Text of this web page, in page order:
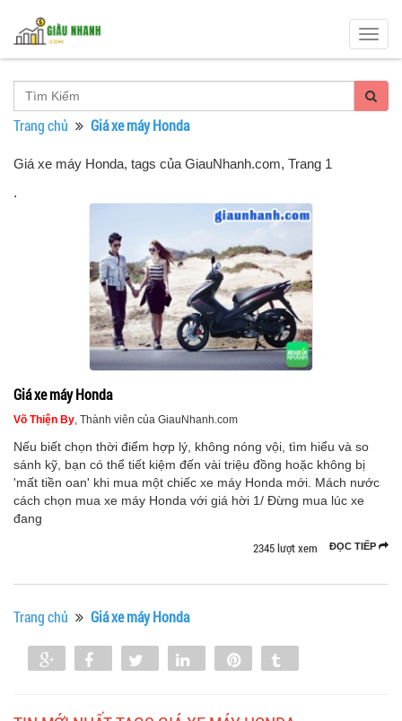
Trang chủ Giá xe máy Honda
Giá xe máy Honda, tags của GiauNhanh.com, Trang 1
.
Giá xe máy Honda
Võ Thiện By, Thành viên của GiauNhanh.com
Nếu biết chọn thời điểm hợp lý, không nóng vội, tìm hiểu và so
sánh kỹ, bạn có thể tiết kiệm đến vài triệu đồng hoặc không bị
'mất tiền oan' khi mua một chiếc xe máy Honda mới. Mách nước
cách chọn mua xe máy Honda với giá hời 1/ Đừng mua lúc xe
đang
ĐỌC TIẾP
2345 lượt xem
Trang chủ Giá xe máy Honda
Share Share Tweet Share